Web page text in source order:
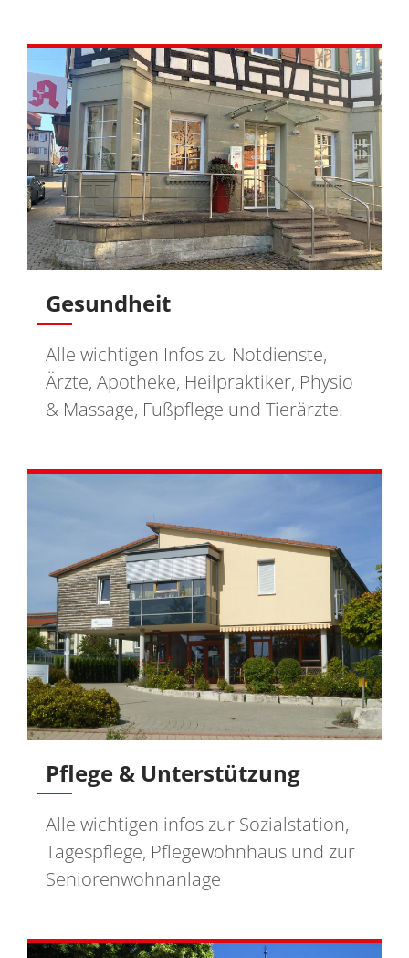
Gesundheit
Alle wichtigen Infos zu Notdienste,
Ärzte, Apotheke, Heilpraktiker, Physio
& Massage, Fußpflege und Tierärzte.
Pflege & Unterstützung
Alle wichtigen infos zur Sozialstation,
Tagespflege, Pflegewohnhaus und zur
Seniorenwohnanlage